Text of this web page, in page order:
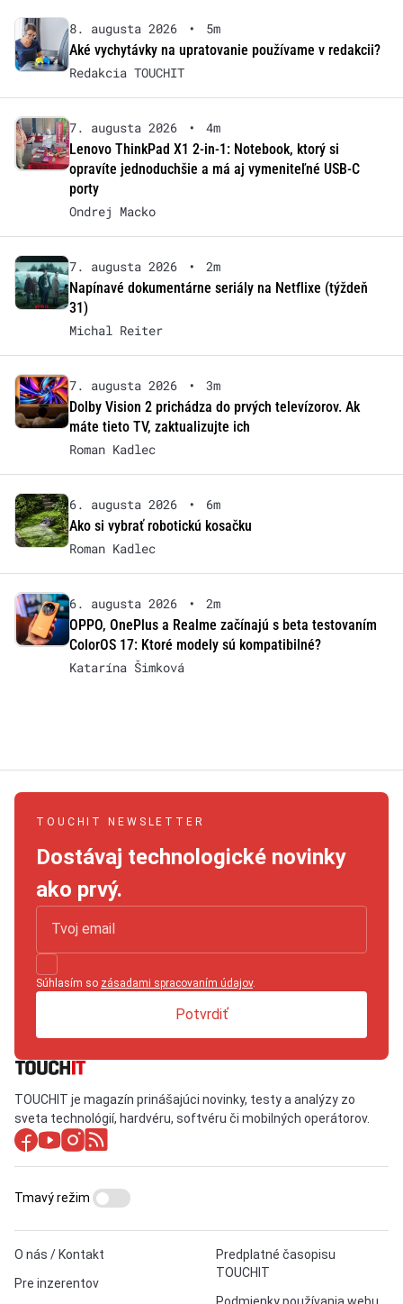
8. augusta 2026 •
5m
Aké vychytávky na upratovanie používame v redakcii?
Redakcia TOUCHIT
7. augusta 2026 •
4m
Lenovo ThinkPad X1 2-in-1: Notebook, ktorý si
opravíte jednoduchšie a má aj vymeniteľné USB-C
porty
Ondrej Macko
7. augusta 2026 •
2m
Napínavé dokumentárne seriály na Netflixe (týždeň
31)
Michal Reiter
7. augusta 2026 •
3m
Dolby Vision 2 prichádza do prvých televízorov. Ak
máte tieto TV, zaktualizujte ich
Roman Kadlec
6. augusta 2026 •
6m
Ako si vybrať robotickú kosačku
Roman Kadlec
6. augusta 2026 •
2m
OPPO, OnePlus a Realme začínajú s beta testovaním
ColorOS 17: Ktoré modely sú kompatibilné?
Katarína Šimková
TOUCHIT NEWSLETTER
Dostávaj technologické novinky
ako prvý.
Súhlasím so zásadami spracovaním údajov.
Potvrdiť
TOUCHIT je magazín prinášajúci novinky, testy a analýzy zo
sveta technológií, hardvéru, softvéru či mobilných operátorov.
O nás / Kontakt
Pre inzerentov
Predplatné časopisu
TOUCHIT
Podmienky používania webu
Tmavý režim